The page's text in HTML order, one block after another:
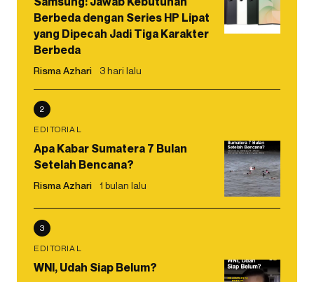
Berbeda dengan Series HP Lipat
yang Dipecah Jadi Tiga Karakter
Berbeda
Risma Azhari 3 hari lalu
2
EDITORIAL
Apa Kabar Sumatera 7 Bulan
Setelah Bencana?
Risma Azhari 1 bulan lalu
3
EDITORIAL
WNI, Udah Siap Belum?